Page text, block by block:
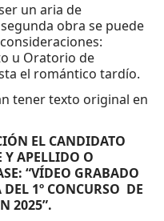
un aria de
obra se puede
u Oratorio de
el romántico tardío.
tener texto original en
EL CANDIDATO
Y APELLIDO O
“VÍDEO GRABADO
1º CONCURSO DE
2025”.